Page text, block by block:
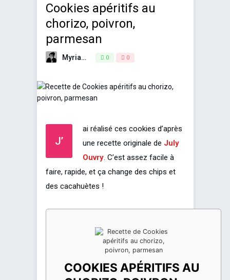
Cookies apéritifs au
chorizo, poivron,
parmesan
Myriam 14 décembre 2014
0 0
J’
ai réalisé ces cookies d’après
une recette originale de July
Ouvry . C’est assez facile à
faire, rapide, et ça change des chips et
des cacahuètes !
COOKIES APÉRITIFS AU